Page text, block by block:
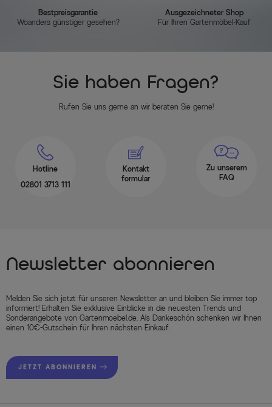
Bestpreisgarantie
Woanders günstiger gesehen?
Ausgezeichneter Shop
Für Ihren Gartenmöbel-Kauf
Sie haben Fragen?
Rufen Sie uns gerne an wir beraten Sie gerne!
Hotline
02801 3713 111
Kontakt
formular
Zu unserem
FAQ
Newsletter abonnieren
Melden Sie sich jetzt für unseren Newsletter an und bleiben Sie immer top
informiert! Erhalten Sie exklusive Einblicke in die neuesten Trends und
Sonderangebote von Gartenmoebel.de. Als Dankeschön schenken wir Ihnen
einen 10€-Gutschein für Ihren nächsten Einkauf.
JETZT ABONNIEREN